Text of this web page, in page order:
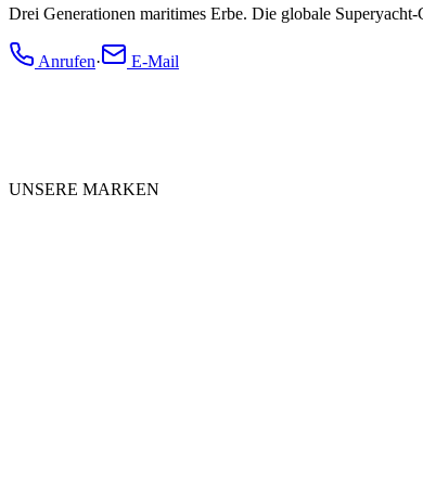
Drei Generationen maritimes Erbe. Die globale
Anrufen· E-Mail
UNSERE MARKEN